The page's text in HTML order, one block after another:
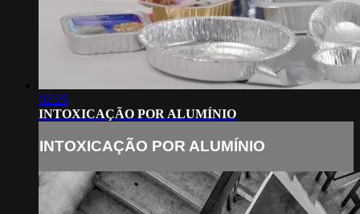
02:25
INTOXICAÇÃO POR ALUMÍNIO
INTOXICAÇÃO POR ALUMÍNIO